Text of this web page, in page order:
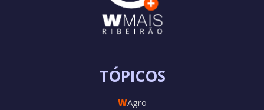
TÓPICOS
WAgro